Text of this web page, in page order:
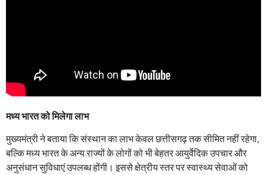
मध्य भारत को मिलेगा लाभ
मुख्यमंत्री ने बताया कि संस्थान का लाभ केवल छत्तीसगढ़ तक सीमित नहीं रहेगा,
बल्कि मध्य भारत के अन्य राज्यों के लोगों को भी बेहतर आयुर्वेदिक उपचार और
अनुसंधान सुविधाएं उपलब्ध होंगी। इससे क्षेत्रीय स्तर पर स्वास्थ्य सेवाओं को